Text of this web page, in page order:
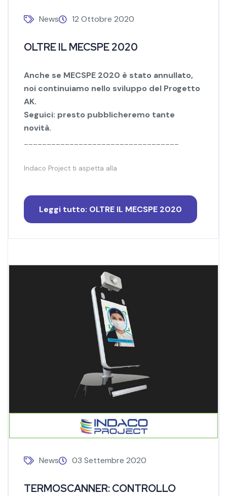
OLTRE IL MECSPE 2020
News 12 Ottobre 2020
Anche se MECSPE 2020 è stato annullato,
noi continuiamo nello sviluppo del Progetto
AK.
Seguici: presto pubblicheremo tante
novità.
Indaco Project ti aspetta alla
Leggi tutto: OLTRE IL MECSPE 2020
TERMOSCANNER: CONTROLLO
News 03 Settembre 2020